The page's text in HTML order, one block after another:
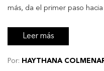
más, da el primer paso
Leer más
Por: HAYTHANA